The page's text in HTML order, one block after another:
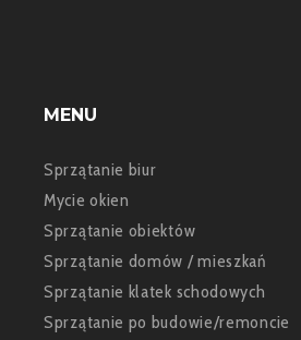
MENU
Sprzątanie biur
Mycie okien
Sprzątanie obiektów
Sprzątanie domów / mieszkań
Sprzątanie klatek schodowych
Sprzątanie po budowie/remoncie